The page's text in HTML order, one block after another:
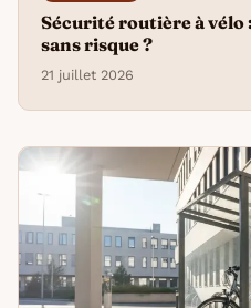
Sécurité routière à
sans risque ?
21 juillet 2026